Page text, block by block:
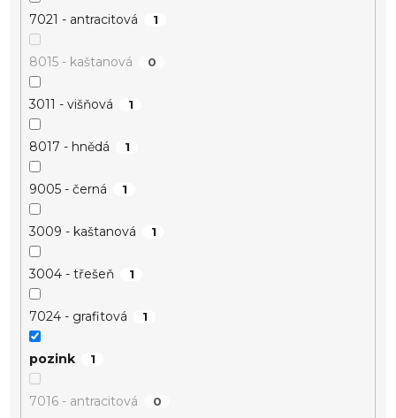
7021 - antracitová 1
8015 - kaštanová 0
3011 - višňová 1
8017 - hnědá 1
9005 - černá 1
3009 - kaštanová 1
3004 - třešeň 1
7024 - grafitová 1
pozink 1
7016 - antracitová 0